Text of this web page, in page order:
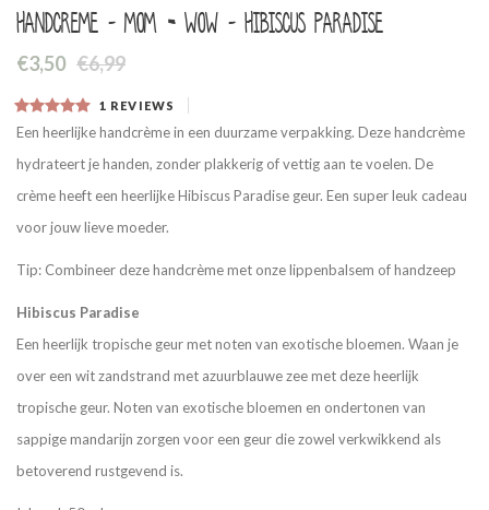
Handcreme - Mom = wow - Hibiscus Paradise
€3,50 €6,99
1 REVIEWS
Een heerlijke handcrème in een duurzame verpakking. Deze handcrème
hydrateert je handen, zonder plakkerig of vettig aan te voelen. De
crème heeft een heerlijke Hibiscus Paradise geur. Een super leuk cadeau
voor jouw lieve moeder.
Tip: Combineer deze handcrème met onze lippenbalsem of handzeep
Hibiscus Paradise
Een heerlijk tropische geur met noten van exotische bloemen. Waan je
over een wit zandstrand met azuurblauwe zee met deze heerlijk
tropische geur. Noten van exotische bloemen en ondertonen van
sappige mandarijn zorgen voor een geur die zowel verkwikkend als
betoverend rustgevend is.